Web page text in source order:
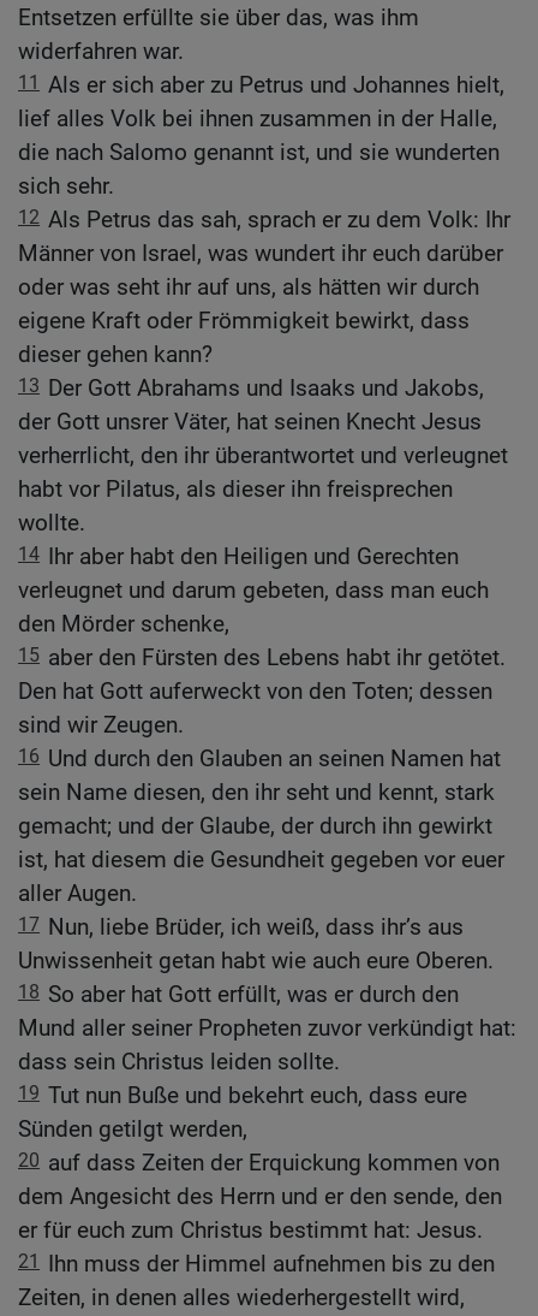
Entsetzen erfüllte sie über das, was ihm
widerfahren war.
11 Als er sich aber zu Petrus und Johannes hielt,
lief alles Volk bei ihnen zusammen in der Halle,
die nach Salomo genannt ist, und sie wunderten
sich sehr.
12 Als Petrus das sah, sprach er zu dem Volk: Ihr
Männer von Israel, was wundert ihr euch darüber
oder was seht ihr auf uns, als hätten wir durch
eigene Kraft oder Frömmigkeit bewirkt, dass
dieser gehen kann?
13 Der Gott Abrahams und Isaaks und Jakobs,
der Gott unsrer Väter, hat seinen Knecht Jesus
verherrlicht, den ihr überantwortet und verleugnet
habt vor Pilatus, als dieser ihn freisprechen
wollte.
14 Ihr aber habt den Heiligen und Gerechten
verleugnet und darum gebeten, dass man euch
den Mörder schenke,
15 aber den Fürsten des Lebens habt ihr getötet.
Den hat Gott auferweckt von den Toten; dessen
sind wir Zeugen.
16 Und durch den Glauben an seinen Namen hat
sein Name diesen, den ihr seht und kennt, stark
gemacht; und der Glaube, der durch ihn gewirkt
ist, hat diesem die Gesundheit gegeben vor euer
aller Augen.
17 Nun, liebe Brüder, ich weiß, dass ihr’s aus
Unwissenheit getan habt wie auch eure Oberen.
18 So aber hat Gott erfüllt, was er durch den
Mund aller seiner Propheten zuvor verkündigt hat:
dass sein Christus leiden sollte.
19 Tut nun Buße und bekehrt euch, dass eure
Sünden getilgt werden,
20 auf dass Zeiten der Erquickung kommen von
dem Angesicht des Herrn und er den sende, den
er für euch zum Christus bestimmt hat: Jesus.
21
Ihn muss der Himmel aufnehmen bis zu den
Zeiten, in denen alles wiederhergestellt wird,